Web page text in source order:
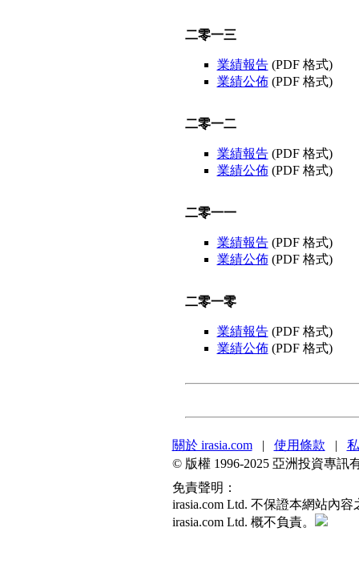
二零一三
業績報告(PDF 格式)
業績公佈(PDF 格式)
二零一二
業績報告(PDF 格式)
業績公佈(PDF 格式)
二零一一
業績報告(PDF 格式)
業績公佈(PDF 格式)
二零一零
業績報告(PDF 格式)
業績公佈(PDF 格式)
關於 irasia.com| 使用條款 |
© 版權 1996-2025 亞洲投資專訊
免責聲明：
irasia.com Ltd. 不保證本網站內
irasia.com Ltd. 概不負責。